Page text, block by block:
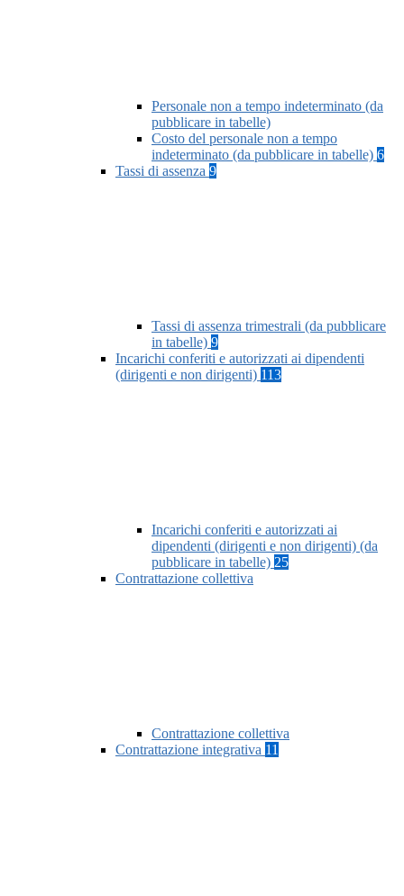
Personale non a tempo indeterminato (da
pubblicare in tabelle)
Costo del personale non a tempo
indeterminato (da pubblicare in tabelle) 6
Tassi di assenza 9
Tassi di assenza trimestrali (da pubblicare
in tabelle) 9
Incarichi conferiti e autorizzati ai dipendenti
(dirigenti e non dirigenti) 113
Incarichi conferiti e autorizzati ai
dipendenti (dirigenti e non dirigenti) (da
pubblicare in tabelle) 25
Contrattazione collettiva
Contrattazione collettiva
Contrattazione integrativa 11